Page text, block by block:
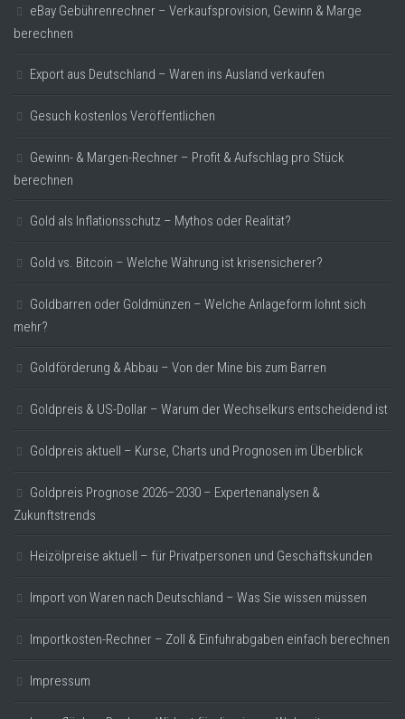
eBay Gebührenrechner – Verkaufsprovision, Gewinn & Marge
berechnen
Export aus Deutschland – Waren ins Ausland verkaufen
Gesuch kostenlos Veröffentlichen
Gewinn- & Margen-Rechner – Profit & Aufschlag pro Stück
berechnen
Gold als Inflationsschutz – Mythos oder Realität?
Gold vs. Bitcoin – Welche Währung ist krisensicherer?
Goldbarren oder Goldmünzen – Welche Anlageform lohnt sich
mehr?
Goldförderung & Abbau – Von der Mine bis zum Barren
Goldpreis & US-Dollar – Warum der Wechselkurs entscheidend ist
Goldpreis aktuell – Kurse, Charts und Prognosen im Überblick
Goldpreis Prognose 2026–2030 – Expertenanalysen &
Zukunftstrends
Heizölpreise aktuell – für Privatpersonen und Geschäftskunden
Import von Waren nach Deutschland – Was Sie wissen müssen
Importkosten-Rechner – Zoll & Einfuhrabgaben einfach berechnen
Impressum